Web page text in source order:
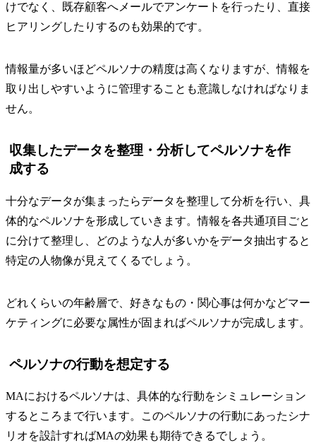
けでなく、既存顧客へメールでアンケートを行ったり、直接
ヒアリングしたりするのも効果的です。
情報量が多いほどペルソナの精度は高くなりますが、情報を
取り出しやすいように管理することも意識しなければなりま
せん。
収集したデータを整理・分析してペルソナを作
成する
十分なデータが集まったらデータを整理して分析を行い、具
体的なペルソナを形成していきます。情報を各共通項目ごと
に分けて整理し、どのような人が多いかをデータ抽出すると
特定の人物像が見えてくるでしょう。
どれくらいの年齢層で、好きなもの・関心事は何かなどマー
ケティングに必要な属性が固まればペルソナが完成します。
ペルソナの行動を想定する
MAにおけるペルソナは、具体的な行動をシミュレーション
するところまで行います。このペルソナの行動にあったシナ
リオを設計すればMAの効果も期待できるでしょう。